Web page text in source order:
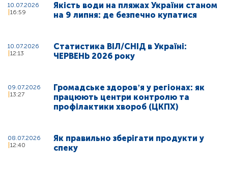
10.07.2026
16:59
Якість води на пляжах України станом
на 9 липня: де безпечно купатися
10.07.2026
12:13
Статистика ВІЛ/СНІД в Україні:
ЧЕРВЕНЬ 2026 року
09.07.2026
13:27
Громадське здоровʼя у регіонах: як
працюють центри контролю та
профілактики хвороб (ЦКПХ)
08.07.2026
12:40
Як правильно зберігати продукти у
спеку